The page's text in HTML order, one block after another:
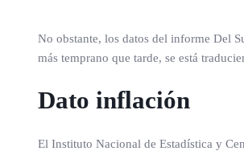
No obstante, los datos del informe Del
más temprano que tarde, se está
Dato inflación
El Instituto Nacional de Estadística y